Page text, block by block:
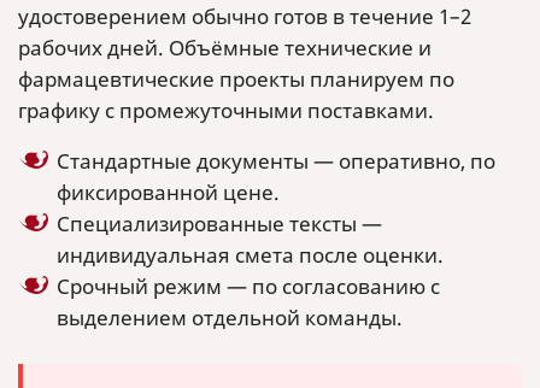
удостоверением обычно готов в течение 1–2
рабочих дней. Объёмные технические и
фармацевтические проекты планируем по
графику с промежуточными поставками.
Стандартные документы — оперативно, по
фиксированной цене.
Специализированные тексты —
индивидуальная смета после оценки.
Срочный режим — по согласованию с
выделением отдельной команды.